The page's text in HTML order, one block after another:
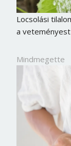
Locsolási
a
Mindmegette